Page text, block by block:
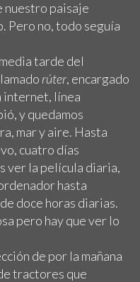
paisaje
Pero no, todo seguía
tarde del
rúter, encargado
internet, línea
y quedamos
mar y aire. Hasta
cuatro días
ver la película diaria,
hasta
doce horas diarias.
pero hay que ver lo
de por la mañana
tractores que